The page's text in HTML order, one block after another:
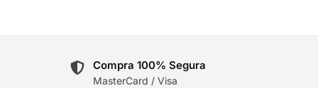
Compra 100% Segura
MasterCard / Visa